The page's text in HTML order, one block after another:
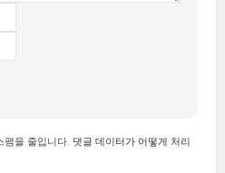
팸을 줄입니다. 댓글 데이터가 어떻게 처리